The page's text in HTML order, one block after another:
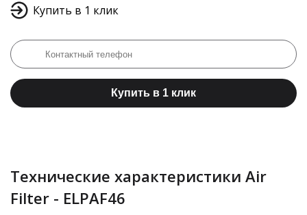
Купить в 1 клик
Купить в 1 клик
Технические характеристики Air
Filter - ELPAF46